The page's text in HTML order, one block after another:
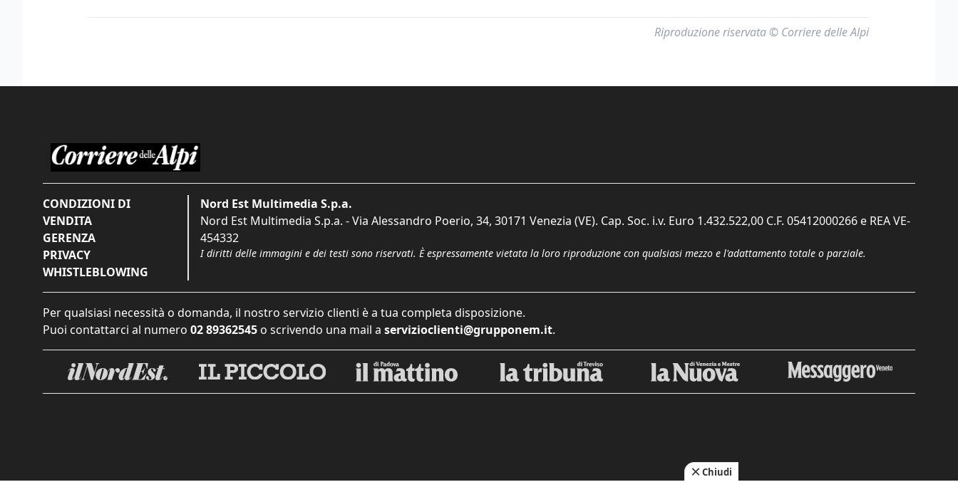
Riproduzione riservata © Corriere delle Alpi
CONDIZIONI DI
VENDITA
GERENZA
PRIVACY
WHISTLEBLOWING
Nord Est Multimedia S.p.a.
Nord Est Multimedia S.p.a. - Via Alessandro Poerio, 34, 30171 Venezia (VE). Cap. Soc. i.v. Euro 1.432.522,00 C.F. 05412000266 e REA VE-
454332
I diritti delle immagini e dei testi sono riservati. È espressamente vietata la loro riproduzione con qualsiasi mezzo e l'adattamento totale o parziale.
Per qualsiasi necessità o domanda, il nostro servizio clienti è a tua completa disposizione.
Puoi contattarci al numero 02 89362545 o scrivendo una mail a servizioclienti@grupponem.it.
Chiudi